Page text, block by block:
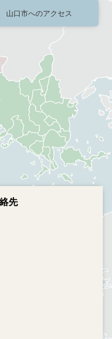
山口市へのアクセス
先